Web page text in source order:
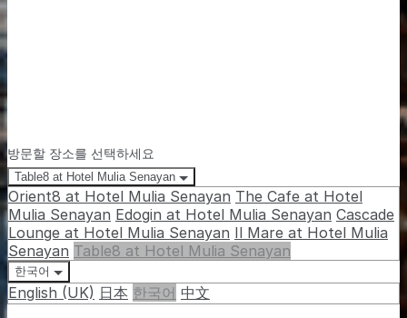
방문할 장소를 선택하세요
Table8 at Hotel Mulia Senayan
Orient8 at Hotel Mulia Senayan The Cafe at Hotel
Mulia Senayan Edogin at Hotel Mulia Senayan Cascade
Lounge at Hotel Mulia Senayan Il Mare at Hotel Mulia
Senayan Table8 at Hotel Mulia Senayan
한국어
English (UK) 日本 한국어 中文